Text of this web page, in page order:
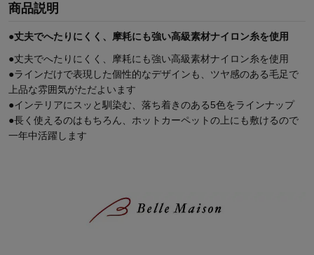
商品説明
●丈夫でへたりにくく、摩耗にも強い高級素材ナイロン糸を使用
●丈夫でへたりにくく、摩耗にも強い高級素材ナイロン糸を使用
●ラインだけで表現した個性的なデザインも、ツヤ感のある毛足で
上品な雰囲気がただよいます
●インテリアにスッと馴染む、落ち着きのある5色をラインナップ
●長く使えるのはもちろん、ホットカーペットの上にも敷けるので
一年中活躍します